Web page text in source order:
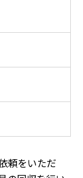
頼をいただ